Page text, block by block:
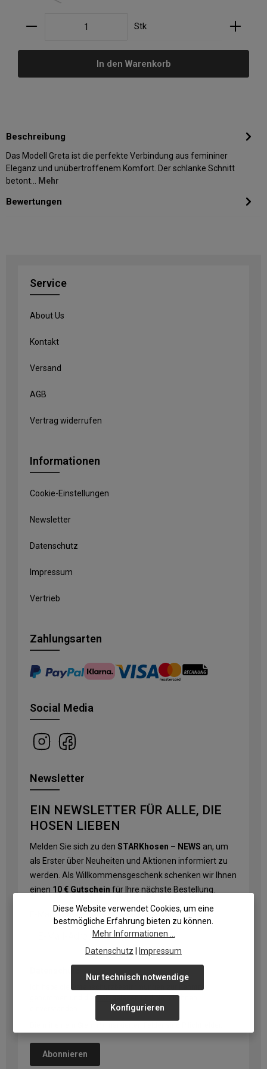
Produkt Anzahl: Gib den gewünschten Wert ein
Stk
In den Warenkorb
Beschreibung
Das Modell Greta ist die perfekte Verbindung aus femininer
Eleganz und unübertroffenem Komfort. Der schlanke Schnitt
betont…
Mehr
Bewertungen
Service
About Us
Kontakt
Versand
AGB
Vertrag widerrufen
Informationen
Cookie-Einstellungen
Newsletter
Datenschutz
Impressum
Vertrieb
Zahlungsarten
Social Media
Newsletter
EIN NEWSLETTER FÜR ALLE, DIE
HOSEN LIEBEN
Melden Sie sich zu den STARKhosen – NEWS an, um
als Erster über Neuheiten und Aktionen informiert zu
werden. Als Willkommensgeschenk schenken wir Ihnen
einen 10 € Gutschein für Ihre nächste Bestellung.
E-Mail-Adresse*
genommen und dieAGBgelesen und bin mit ihnen
Abonnieren
Diese Website verwendet Cookies, um eine
bestmögliche Erfahrung bieten zu können.
Mehr Informationen ...
Datenschutz
Impressum
Nur technisch notwendige
Konfigurieren